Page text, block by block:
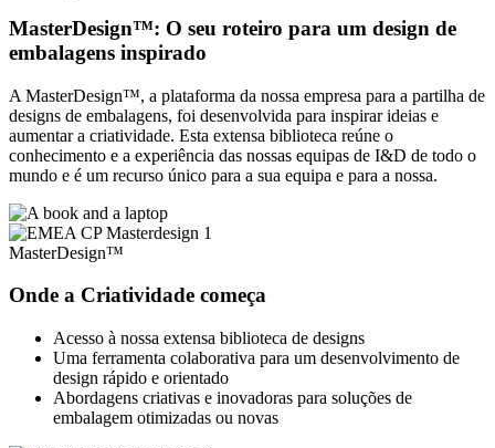
MasterDesign™: O seu roteiro para um design de
embalagens inspirado
A MasterDesign™, a plataforma da nossa empresa para a partilha de
designs de embalagens, foi desenvolvida para inspirar ideias e
aumentar a criatividade. Esta extensa biblioteca reúne o
conhecimento e a experiência das nossas equipas de I&D de todo o
mundo e é um recurso único para a sua equipa e para a nossa.
MasterDesign™
Onde a Criatividade começa
Acesso à nossa extensa biblioteca de designs
Uma ferramenta colaborativa para um desenvolvimento de
design rápido e orientado
Abordagens criativas e inovadoras para soluções de
embalagem otimizadas ou novas